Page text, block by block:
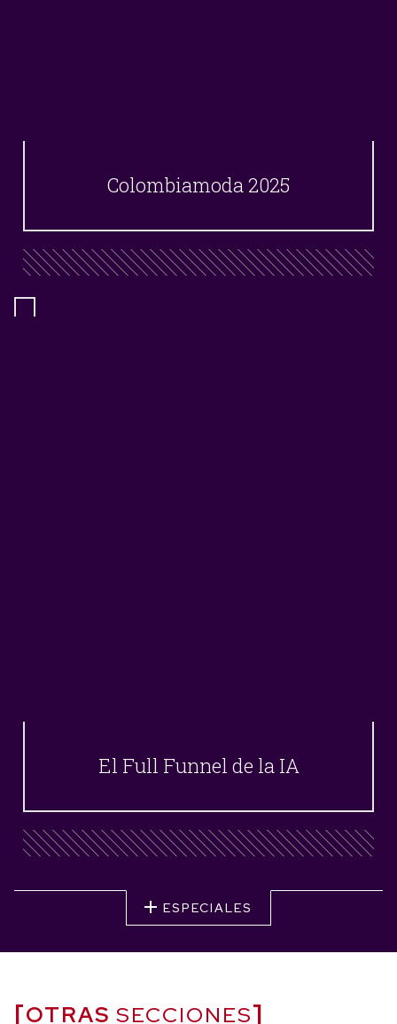
Colombiamoda 2025
El Full Funnel de la IA
ESPECIALES
OTRAS SECCIONES